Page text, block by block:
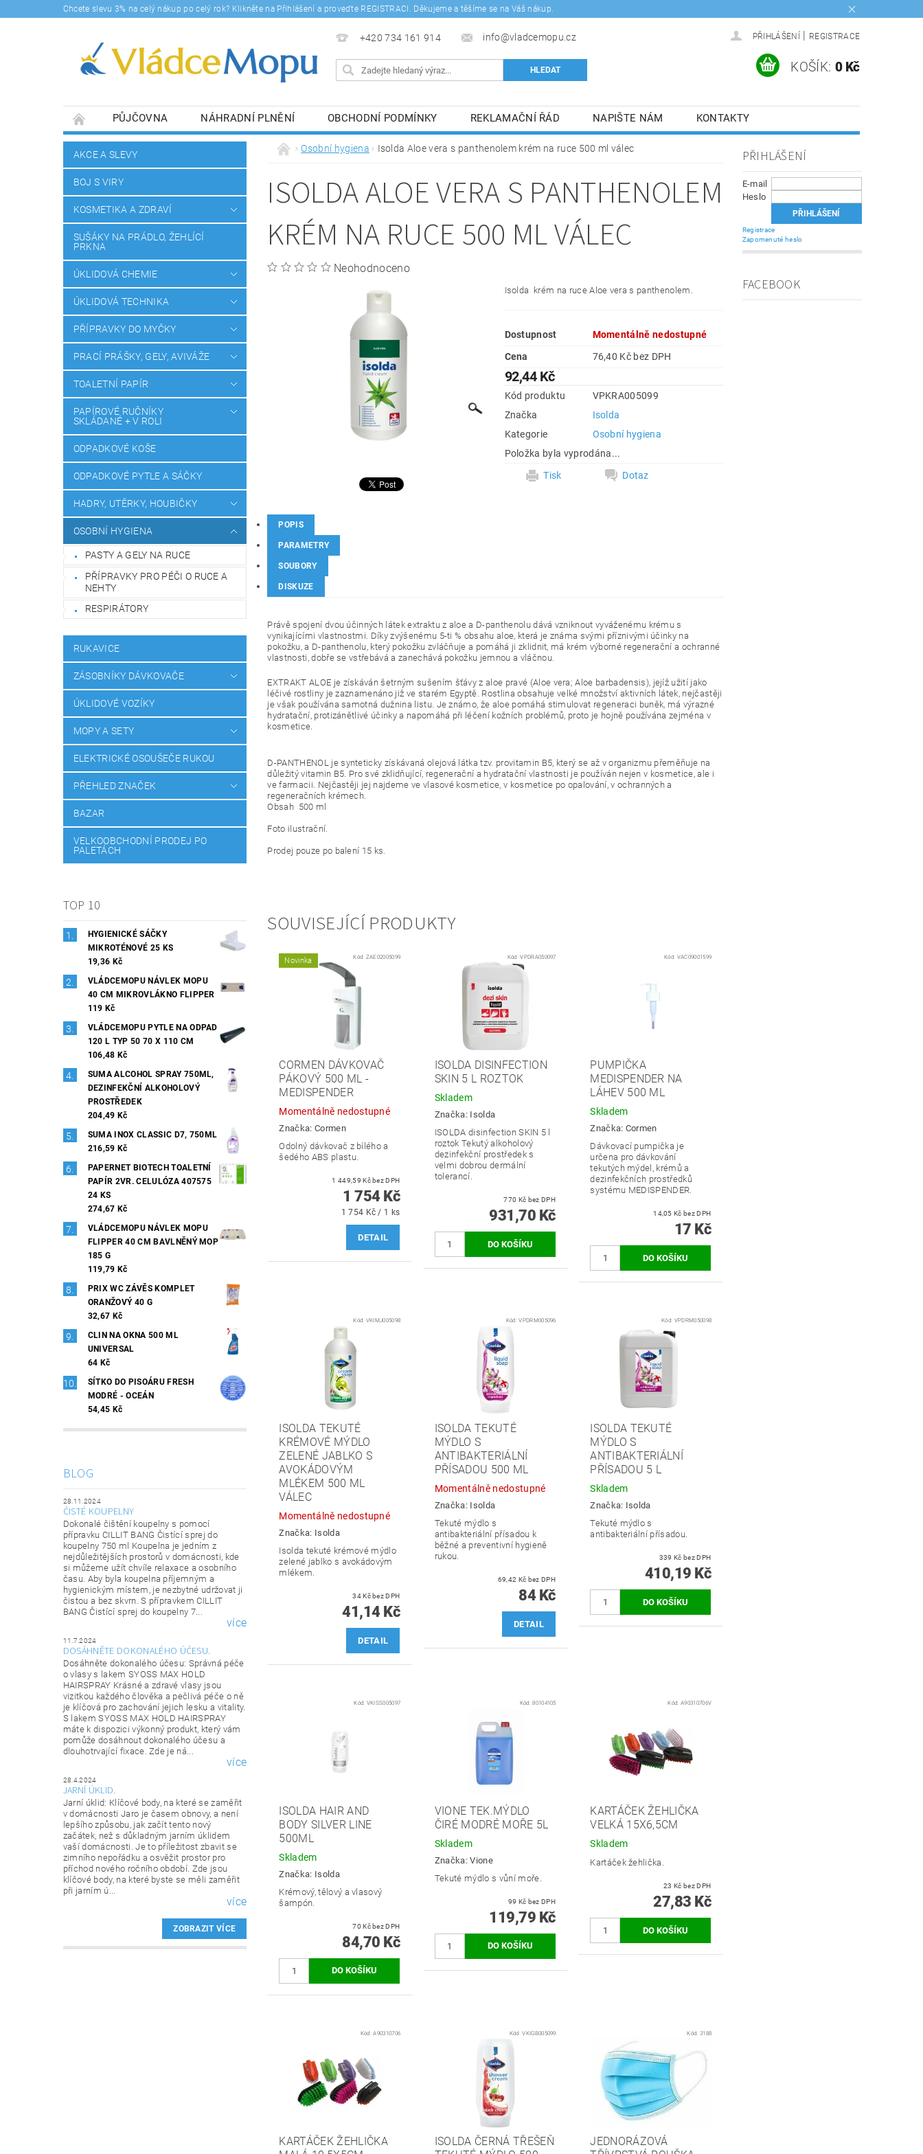
Chcete slevu 3% na celý nákup po celý rok? Klikněte na Přihlášení a proveďte REGISTRACI. Děkujeme a těšíme se na Váš nákup.
+420 734 161 914 info@vladcemopu.cz PŘIHLÁŠENÍ REGISTRACE
KOŠÍK: 0 Kč
PŮJČOVNA NÁHRADNÍ PLNĚNÍ OBCHODNÍ PODMÍNKY REKLAMAČNÍ ŘÁD NAPIŠTE NÁM
KONTAKTY
DOPRAVY A PLATBA
BLOG SOUHLASÍM SE ZPRACOVÁNÍM OSOBNÍCH ÚDAJŮ.
AKCE A SLEVY
BOJ S VIRY
KOSMETIKA A ZDRAVÍ
SUŠÁKY NA PRÁDLO, ŽEHLÍCÍ
PRKNA
ÚKLIDOVÁ CHEMIE
ÚKLIDOVÁ TECHNIKA
PŘÍPRAVKY DO MYČKY
PRACÍ PRÁŠKY, GELY, AVIVÁŽE
TOALETNÍ PAPÍR
PAPÍROVÉ RUČNÍKY
SKLÁDANÉ + V ROLI
ODPADKOVÉ KOŠE
ODPADKOVÉ PYTLE A SÁČKY
HADRY, UTĚRKY, HOUBIČKY
OSOBNÍ HYGIENA
PASTY A GELY NA RUCE
PŘÍPRAVKY PRO PÉČI O RUCE A
NEHTY
RESPIRÁTORY
RUKAVICE
ZÁSOBNÍKY DÁVKOVAČE
ÚKLIDOVÉ VOZÍKY
MOPY A SETY
ELEKTRICKÉ OSOUŠEČE RUKOU
PŘEHLED ZNAČEK
BAZAR
VELKOOBCHODNÍ PRODEJ PO
PALETÁCH
TOP 10
HYGIENICKÉ SÁČKY
MIKROTÉNOVÉ 25 KS
19,36 Kč
VLÁDCEMOPU NÁVLEK MOPU
40 CM MIKROVLÁKNO FLIPPER
119 Kč
VLÁDCEMOPU PYTLE NA ODPAD
120 L TYP 50 70 X 110 CM
106,48 Kč
SUMA ALCOHOL SPRAY 750ML,
DEZINFEKČNÍ ALKOHOLOVÝ
PROSTŘEDEK
204,49 Kč
SUMA INOX CLASSIC D7, 750ML
216,59 Kč
PAPERNET BIOTECH TOALETNÍ
PAPÍR 2VR. CELULÓZA 407575
24 KS
274,67 Kč
VLÁDCEMOPU NÁVLEK MOPU
FLIPPER 40 CM BAVLNĚNÝ MOP
185 G
119,79 Kč
PRIX WC ZÁVĚS KOMPLET
ORANŽOVÝ 40 G
32,67 Kč
CLIN NA OKNA 500 ML
UNIVERSAL
64 Kč
SÍTKO DO PISOÁRU FRESH
MODRÉ - OCEÁN
54,45 Kč
BLOG
28.11.2024
ČISTÉ KOUPELNY
Dokonalé čištění koupelny s pomocí
přípravku CILLIT BANG Čistící sprej do
koupelny 750 ml Koupelna je jedním z
nejdůležitějších prostorů v domácnosti, kde
si můžeme užít chvíle relaxace a osobního
času. Aby byla koupelna příjemným a
hygienickým místem, je nezbytné udržovat ji
čistou a bez skvrn. S přípravkem CILLIT
BANG Čistící sprej do koupelny 7...
více
11.7.2024
DOSÁHNĚTE DOKONALÉHO ÚČESU.
Dosáhněte dokonalého účesu: Správná péče
o vlasy s lakem SYOSS MAX HOLD
HAIRSPRAY Krásné a zdravé vlasy jsou
vizitkou každého člověka a pečlivá péče o ně
je klíčová pro zachování jejich lesku a vitality.
S lakem SYOSS MAX HOLD HAIRSPRAY
máte k dispozici výkonný produkt, který vám
pomůže dosáhnout dokonalého účesu a
dlouhotrvající fixace. Zde je ná...
více
28.4.2024
JARNÍ ÚKLID.
Jarní úklid: Klíčové body, na které se zaměřit
v domácnosti Jaro je časem obnovy, a není
lepšího způsobu, jak začít tento nový
začátek, než s důkladným jarním úklidem
vaší domácnosti. Je to příležitost zbavit se
zimního nepořádku a osvěžit prostor pro
příchod nového ročního období. Zde jsou
klíčové body, na které byste se měli zaměřit
při jarním ú...
více
ZOBRAZIT VÍCE
Osobní hygiena Isolda Aloe vera s panthenolem krém na ruce 500 ml válec
ISOLDA ALOE VERA S PANTHENOLEM
KRÉM NA RUCE 500 ML VÁLEC
Neohodnoceno
Isolda krém na ruce Aloe vera s panthenolem.
Dostupnost
Momentálně nedostupné
Cena
76,40 Kč bez DPH
92,44 Kč
Kód produktu
VPKRA005099
Značka
Isolda
Kategorie
Osobní hygiena
Položka byla vyprodána...
Tisk
Dotaz
POPIS
PARAMETRY
SOUBORY
DISKUZE
Právě spojení dvou účinných látek extraktu z aloe a D-panthenolu dává vzniknout vyváženému krému s
vynikajícími vlastnostmi. Díky zvýšenému 5-ti % obsahu aloe, která je známa svými příznivými účinky na
pokožku, a D-panthenolu, který pokožku zvláčňuje a pomáhá ji zklidnit, má krém výborné regenerační a ochranné
vlastnosti, dobře se vstřebává a zanechává pokožku jemnou a vláčnou.
EXTRAKT ALOE je získáván šetrným sušením šťávy z aloe pravé (Aloe vera; Aloe barbadensis), jejíž užití jako
léčivé rostliny je zaznamenáno již ve starém Egyptě. Rostlina obsahuje velké množství aktivních látek, nejčastěji
je však používána samotná dužnina listu. Je známo, že aloe pomáhá stimulovat regeneraci buněk, má výrazné
hydratační, protizánětlivé účinky a napomáhá při léčení kožních problémů, proto je hojně používána zejména v
kosmetice.
D-PANTHENOL je synteticky získávaná olejová látka tzv. provitamin B5, který se až v organizmu přeměňuje na
důležitý vitamin B5. Pro své zklidňující, regenerační a hydratační vlastnosti je používán nejen v kosmetice, ale i
ve farmacii. Nejčastěji jej najdeme ve vlasové kosmetice, v kosmetice po opalování, v ochranných a
regeneračních krémech.
Obsah 500 ml
Foto ilustrační.
Prodej pouze po balení 15 ks.
SOUVISEJÍCÍ PRODUKTY
Novinka Kód: ZAE02005099
CORMEN DÁVKOVAČ
PÁKOVÝ 500 ML -
MEDISPENDER
Momentálně nedostupné
Značka: Cormen
Odolný dávkovač z bílého a
šedého ABS plastu.
1 449,59 Kč bez DPH
1 754 Kč
1 754 Kč / 1 ks
DETAIL
Kód:VPDRA050097
ISOLDA DISINFECTION
SKIN 5 L ROZTOK
Skladem
Značka: Isolda
ISOLDA disinfection SKIN 5 l
roztok Tekutý alkoholový
dezinfekční prostředek s
velmi dobrou dermální
tolerancí.
770 Kč bez DPH
931,70 Kč
Kód: VAC09001599
PUMPIČKA
MEDISPENDER NA
LÁHEV 500 ML
Skladem
Značka: Cormen
Dávkovací pumpička je
určena pro dávkování
tekutých mýdel, krémů a
dezinfekčních prostředků
systému MEDISPENDER.
14,05 Kč bez DPH
17 Kč
Kód: VKIMJ005098
ISOLDA TEKUTÉ
KRÉMOVÉ MÝDLO
ZELENÉ JABLKO S
AVOKÁDOVÝM
MLÉKEM 500 ML
VÁLEC
Momentálně nedostupné
Značka: Isolda
Isolda tekuté krémové mýdlo
zelené jablko s avokádovým
mlékem.
34 Kč bez DPH
41,14 Kč
DETAIL
Kód:VPDRM005096
ISOLDA TEKUTÉ
MÝDLO S
ANTIBAKTERIÁLNÍ
PŘÍSADOU 500 ML
Momentálně nedostupné
Značka: Isolda
​Tekuté mýdlo s
antibakteriální přísadou k
běžné a preventivní hygieně
rukou.
69,42 Kč bez DPH
84 Kč
DETAIL
Kód: VPDRM050098
ISOLDA TEKUTÉ
MÝDLO S
ANTIBAKTERIÁLNÍ
PŘÍSADOU 5 L
Skladem
Značka: Isolda
Tekuté mýdlo s
antibakteriální přísadou.
339 Kč bez DPH
410,19 Kč
Kód: VKISS005097
ISOLDA HAIR AND
BODY SILVER LINE
500ML
Skladem
Značka: Isolda
Krémový, tělový a vlasový
šampón.
70 Kč bez DPH
84,70 Kč
Kód:80104105
VIONE TEK.MÝDLO
ČIRÉ MODRÉ MOŘE 5L
Skladem
Značka:Vione
Tekuté mýdlo s vůní moře.
99 Kč bez DPH
119,79 Kč
Kód:A90310706V
KARTÁČEK ŽEHLIČKA
VELKÁ 15X6,5CM
Skladem
Kartáček žehlička.
23 Kč bez DPH
27,83 Kč
Kód:A90310706
KARTÁČEK ŽEHLIČKA
Kód:VKIGB005099
ISOLDA ČERNÁ TŘEŠEŇ
Kód: 3188
JEDNORÁZOVÁ
PŘIHLÁŠENÍ
E-mail
Heslo
Registrace
Zapomenuté heslo
FACEBOOK